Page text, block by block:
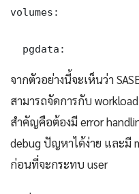
volumes:
  pgdata:
จากตัวอย่างนี้จะเห็นว่า
สามารถจัดการกับ
สำคัญคือต้องมี error
debug ปัญหาได้ง่าย และมี
ก่อนที่จะกระทบ user